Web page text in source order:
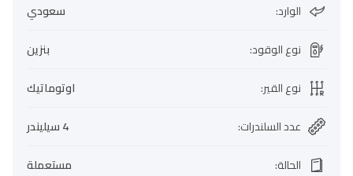
الوارد:
سعودي
نوع الوقود:
بنزين
نوع القير:
اوتوماتيك
عدد السلندرات:
4 سيليندر
الحالة:
مستعملة